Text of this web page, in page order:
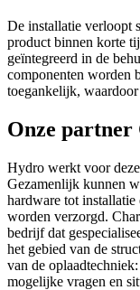
De installatie verloopt
product binnen korte
geïntegreerd in de
componenten worden
toegankelijk,
Onze partner
Hydro werkt voor
Gezamenlijk kunnen
hardware tot
worden verzorgd.
bedrijf dat
het gebied van de
van de
mogelijke vragen en